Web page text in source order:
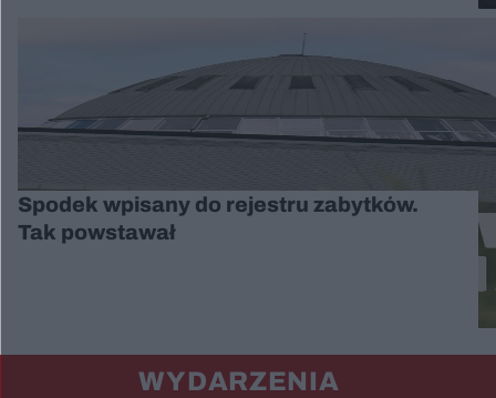
Spodek wpisany do rejestru zabytków.
Tak powstawał
WYDARZENIA